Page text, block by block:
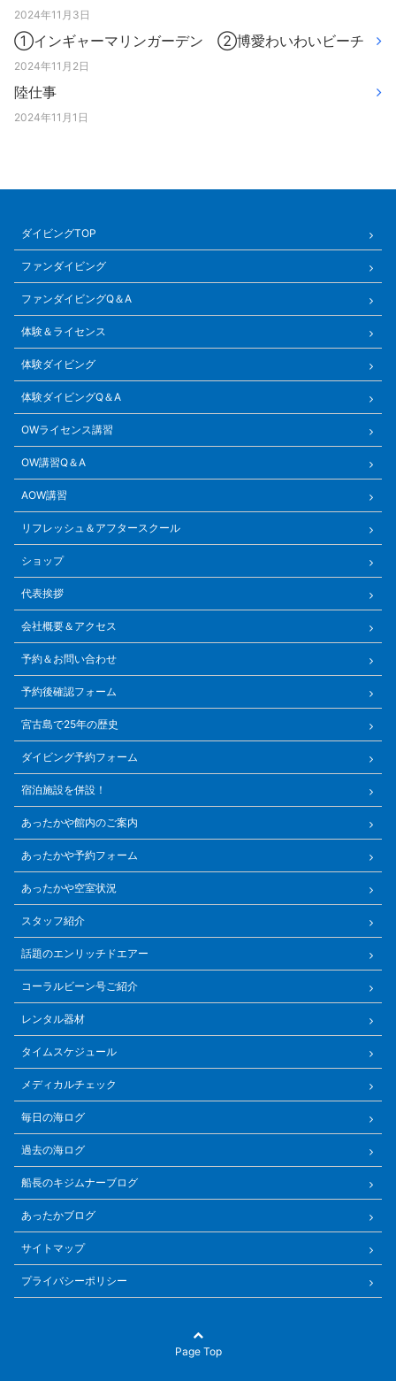
2024年11月3日
①インギャーマリンガーデン ②博愛わいわいビーチ
2024年11月2日
陸仕事
2024年11月1日
ダイビングTOP
ファンダイビング
ファンダイビングQ＆A
体験＆ライセンス
体験ダイビング
体験ダイビングQ＆A
OWライセンス講習
OW講習Q＆A
AOW講習
リフレッシュ＆アフタースクール
ショップ
代表挨拶
会社概要＆アクセス
予約＆お問い合わせ
予約後確認フォーム
宮古島で25年の歴史
ダイビング予約フォーム
宿泊施設を併設！
あったかや館内のご案内
あったかや予約フォーム
あったかや空室状況
スタッフ紹介
話題のエンリッチドエアー
コーラルビーン号ご紹介
レンタル器材
タイムスケジュール
メディカルチェック
毎日の海ログ
過去の海ログ
船長のキジムナーブログ
あったかブログ
サイトマップ
プライバシーポリシー
Page Top